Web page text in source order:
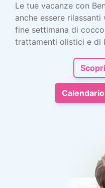
Le tue vacanze con
anche essere
fine settimana di
trattamenti olistici e di